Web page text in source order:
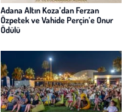
Adana Altın Koza’dan Ferzan
Özpetek ve Vahide Perçin’e Onur
Ödülü